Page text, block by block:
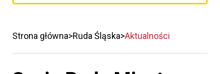
Strona główna Ruda Śląska Aktualności